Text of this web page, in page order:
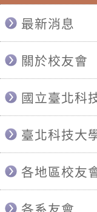
最新消息
關於校友會
國立臺北科
臺北科技大
各地區校友